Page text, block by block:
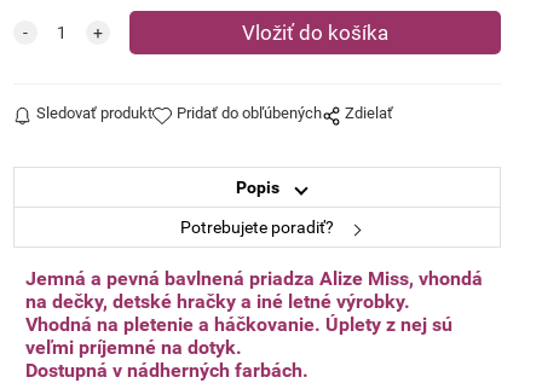
Sledovať produkt Pridať do obľúbených Zdielať
Popis
Potrebujete poradiť?
Jemná a pevná bavlnená priadza Alize Miss, vhondá
na dečky, detské hračky a iné letné výrobky.
Vhodná na pletenie a háčkovanie. Úplety z nej sú
veľmi príjemné na dotyk.
Dostupná v nádherných farbách.